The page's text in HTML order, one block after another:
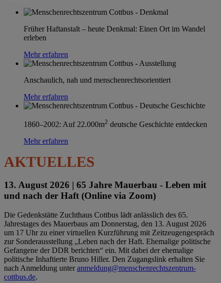
Früher Haftanstalt – heute Denkmal: Einen Ort im Wandel
erleben
Mehr erfahren
Anschaulich, nah und menschenrechtsorientiert
Mehr erfahren
1860–2002: Auf 22.000m2 deutsche Geschichte entdecken
Mehr erfahren
AKTUELLES
13. August 2026 | 65 Jahre Mauerbau - Leben mit
und nach der Haft (Online via Zoom)
Die Gedenkstätte Zuchthaus Cottbus lädt anlässlich des 65.
Jahrestages des Mauerbaus am Donnerstag, den 13. August 2026
um 17 Uhr zu einer virtuellen Kurzführung mit Zeitzeugengespräch
zur Sonderausstellung „Leben nach der Haft. Ehemalige politische
Gefangene der DDR berichten“ ein. Mit dabei der ehemalige
politische Inhaftierte Bruno Hiller. Den Zugangslink erhalten Sie
nach Anmeldung unteranmeldung@menschenrechtszentrum-
cottbus.de.